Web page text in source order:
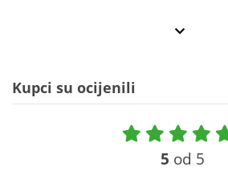
Kupci su ocijenili
5 od 5